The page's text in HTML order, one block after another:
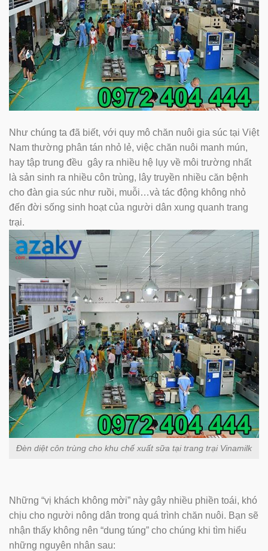
Như chúng ta đã biết, với quy mô chăn nuôi gia súc tại Việt
Nam thường phân tán nhỏ lẻ, việc chăn nuôi manh mún,
hay tập trung đều gây ra nhiều hệ lụy về môi trường nhất
là sản sinh ra nhiều côn trùng, lây truyền nhiều căn bệnh
cho đàn gia súc như ruồi, muỗi…và tác động không nhỏ
đến đời sống sinh hoạt của người dân xung quanh trang
trại.
Đèn diệt côn trùng cho khu chế xuất sữa tại trang trại Vinamilk
Những “vị khách không mời” này gây nhiều phiền toái, khó
chịu cho người nông dân trong quá trình chăn nuôi. Bạn sẽ
nhận thấy không nên “dung túng” cho chúng khi tìm hiểu
những nguyên nhân sau: